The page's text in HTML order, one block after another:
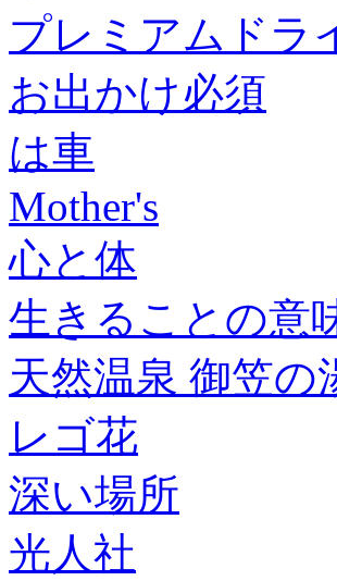
プレミアムドラ
お出かけ必須
は車
Mother's
心と体
生きることの意
天然温泉 御笠の
レゴ花
深い場所
光人社